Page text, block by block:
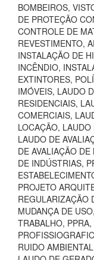
BOMBEIROS,
DE PROTEÇÃO
CONTROLE DE
REVESTIMENTO,
INSTALAÇÃO DE
INCÊNDIO,
EXTINTORES,
IMÓVEIS, LAUDO
RESIDENCIAIS,
COMERCIAIS,
LOCAÇÃO,
LAUDO DE
DE AVALIAÇÃO
DE INDÚSTRIAS,
PROJETO
REGULARIZAÇÃO
MUDANÇA DE
TRABALHO,
RUIDO